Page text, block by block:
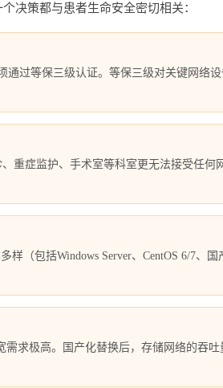
决策都与患者生命安全密切相关：
通过等保三级认证。等保三级对关键网络
重症监护、手术室等科室更无法接受任
（包括Windows Server、CentOS 6/7、
求极高。国产化替换后，存储网络的吞